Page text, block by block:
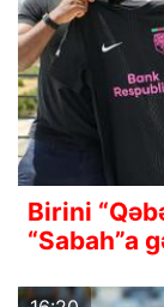
Birini
“Sabah”a